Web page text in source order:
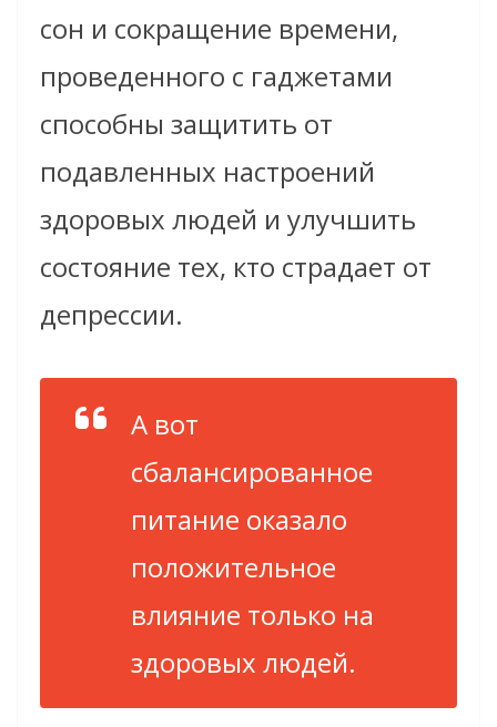
сон и сокращение времени,
проведенного с гаджетами
способны защитить от
подавленных настроений
здоровых людей и улучшить
состояние тех, кто страдает от
депрессии.
А вот
сбалансированное
питание оказало
положительное
влияние только на
здоровых людей.